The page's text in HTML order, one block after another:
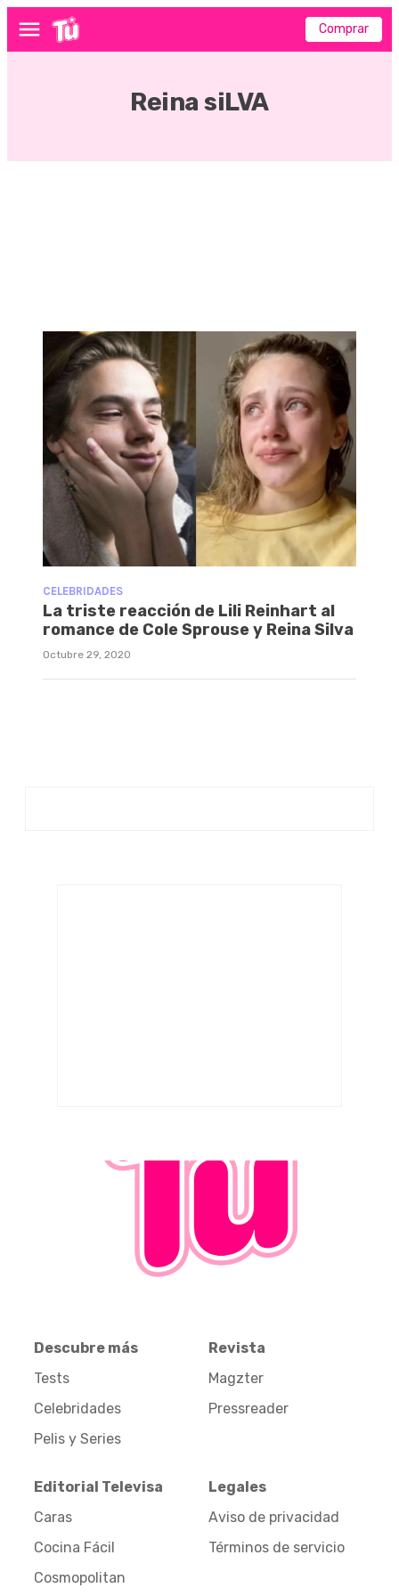
Menú Comprar
Reina siLVA
CELEBRIDADES
La triste reacción de Lili Reinhart al
romance de Cole Sprouse y Reina Silva
Octubre 29, 2020
Descubre más
Tests
Celebridades
Pelis y Series
Revista
Magzter
Pressreader
Editorial Televisa
Caras
Cocina Fácil
Cosmopolitan
Legales
Aviso de privacidad
Términos de servicio